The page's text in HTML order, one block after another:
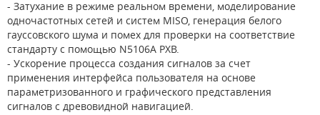
- Затухание в режиме реальном времени, моделирование
одночастотных сетей и систем MISO, генерация белого
гауссовского шума и помех для проверки на соответствие
стандарту с помощью N5106A PXB.
- Ускорение процесса создания сигналов за счет
применения интерфейса пользователя на основе
параметризованного и графического представления
сигналов с древовидной навигацией.